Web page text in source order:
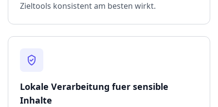
Zieltools konsistent am besten wirkt.
Lokale Verarbeitung fuer sensible
Inhalte